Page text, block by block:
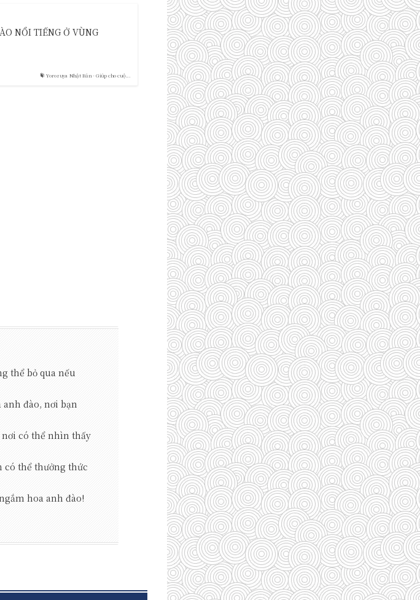
Yorozuya Nhật Bản - Giúp cho cuộ...
NỔI TIẾNG Ở VÙNG
thể bỏ qua nếu
anh đào, nơi bạn
nơi có thể nhìn thấy
có thể thưởng thức
hoa anh đào!